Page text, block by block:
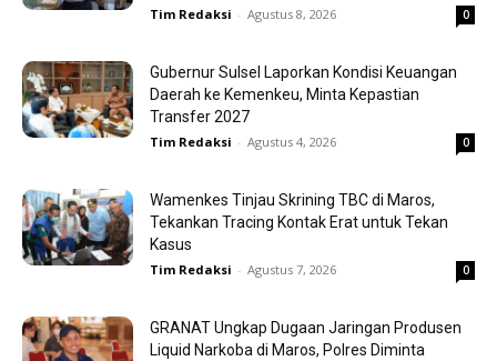
Tim Redaksi - Agustus 8, 2026 0
Gubernur Sulsel Laporkan Kondisi Keuangan
Daerah ke Kemenkeu, Minta Kepastian
Transfer 2027
Tim Redaksi - Agustus 4, 2026 0
Wamenkes Tinjau Skrining TBC di Maros,
Tekankan Tracing Kontak Erat untuk Tekan
Kasus
Tim Redaksi - Agustus 7, 2026 0
GRANAT Ungkap Dugaan Jaringan Produsen
Liquid Narkoba di Maros, Polres Diminta